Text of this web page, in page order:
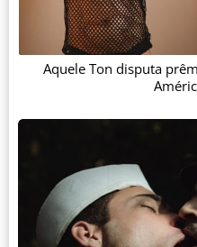
Aquele Ton disputa